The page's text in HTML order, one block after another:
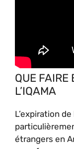
QUE FAIRE
L’IQAMA
L’expiration
étrangers en